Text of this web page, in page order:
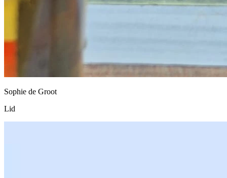
Sophie de Groot
Lid